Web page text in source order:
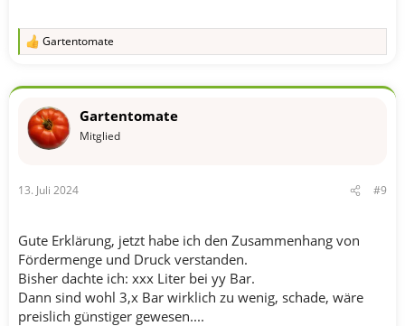
R
k
o
:
Gartentomate
Gartentomate
Mitglied
13. Juli 2024 #9
Gute Erklärung, jetzt habe ich den Zusammenhang von
Fördermenge und Druck verstanden.
Bisher dachte ich: xxx Liter bei yy Bar.
Dann sind wohl 3,x Bar wirklich zu wenig, schade, wäre
preislich günstiger gewesen....